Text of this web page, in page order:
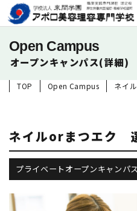
Open Campus
オープンキャンパス(詳細)
TOP Open Campus
ネイルorまつエク
プライベートオープンキャンパス